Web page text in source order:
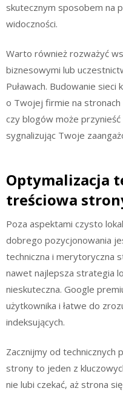
skutecznym sposobem na
widoczności.
Warto również rozważyć
biznesowymi lub
Puławach. Budowanie
o Twojej firmie na stronach
czy blogów może przynieść
sygnalizując Twoje
Optymalizacja
treściowa
Poza aspektami czysto
dobrego pozycjonowania
techniczna i merytoryczna
nawet najlepsza strategia
nieskuteczna. Google
użytkownika i łatwe do
indeksujących.
Zacznijmy od technicznych
strony to jeden z
nie lubi czekać, aż strona